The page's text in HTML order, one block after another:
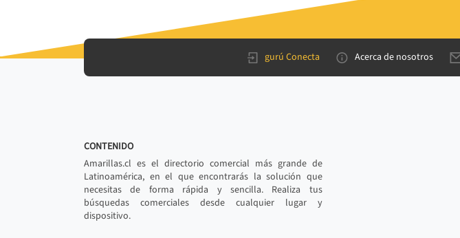
gurú Conecta Acerca de nosotros
CONTENIDO
Amarillas.cl es el directorio comercial más grande de
Latinoamérica, en el que encontrarás la solución que
necesitas de forma rápida y sencilla. Realiza tus
búsquedas comerciales desde cualquier lugar y
dispositivo.